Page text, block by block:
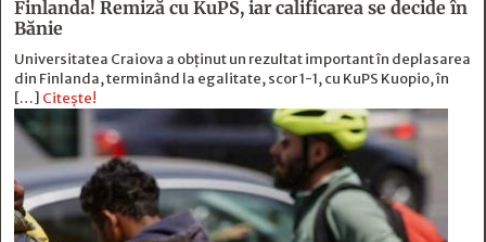
Finlanda! Remiză cu KuPS, iar calificarea se decide în
Bănie
Universitatea Craiova a obținut un rezultat important în deplasarea
din Finlanda, terminând la egalitate, scor 1-1, cu KuPS Kuopio, în
[…] Citește!